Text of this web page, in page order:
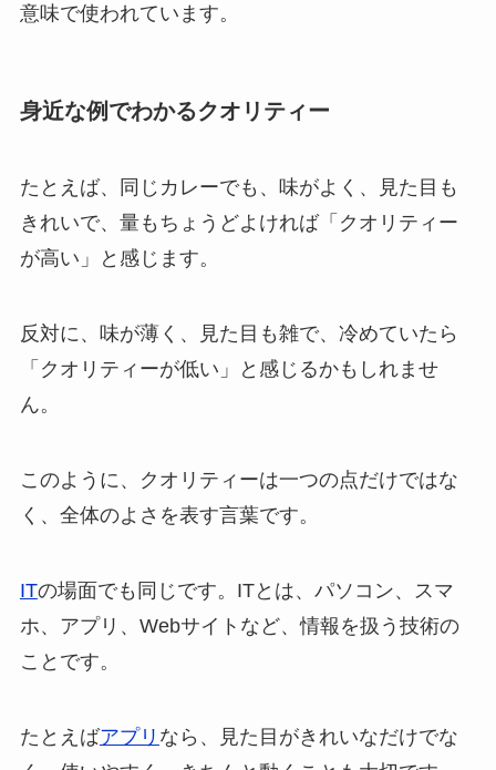
意味で使われています。
身近な例でわかるクオリティー
たとえば、同じカレーでも、味がよく、見た目も
きれいで、量もちょうどよければ「クオリティー
が高い」と感じます。
反対に、味が薄く、見た目も雑で、冷めていたら
「クオリティーが低い」と感じるかもしれませ
ん。
このように、クオリティーは一つの点だけではな
く、全体のよさを表す言葉です。
ITの場面でも同じです。ITとは、パソコン、スマ
ホ、アプリ、Webサイトなど、情報を扱う技術の
ことです。
たとえばアプリ なら、見た目がきれいなだけでな